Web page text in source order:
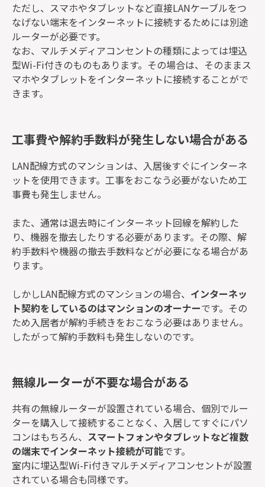
ただし、スマホやタブレットなど直接LANケーブルをつ
なげない端末をインターネットに接続するためには別途
ルーターが必要です。
なお、マルチメディアコンセントの種類によっては埋込
型Wi-Fi付きのものもあります。その場合は、そのままス
マホやタブレットをインターネットに接続することがで
きます。
工事費や解約手数料が発生しない場合がある
LAN配線方式のマンションは、入居後すぐにインターネ
ットを使用できます。工事をおこなう必要がないため工
事費も発生しません。
また、通常は退去時にインターネット回線を解約した
り、機器を撤去したりする必要があります。その際、解
約手数料や機器の撤去手数料などが必要になる場合があ
ります。
しかしLAN配線方式のマンションの場合、 インターネッ
ト契約をしているのはマンションのオーナーです。その
ため入居者が解約手続きをおこなう必要はありません。
したがって解約手数料も発生しないのです。
無線ルーターが不要な場合がある
共有の無線ルーターが設置されている場合、個別でルー
ターを購入して接続することなく、入居してすぐにパソ
コンはもちろん、 スマートフォンやタブレットなど複数
の端末でインターネット接続が可能です。
室内に埋込型Wi-Fi付きマルチメディアコンセントが設置
されている場合も同様です。